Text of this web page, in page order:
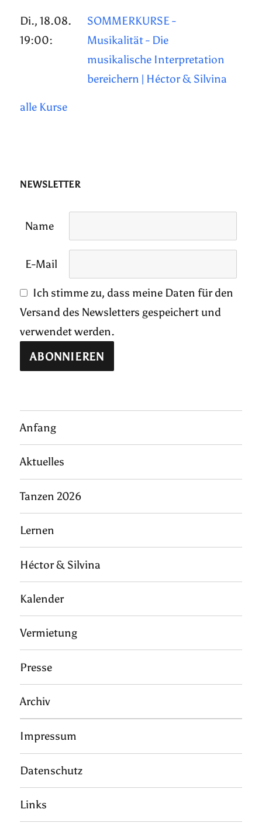
Di., 18.08.
19:00:
SOMMERKURSE -
Musikalität - Die
musikalische Interpretation
bereichern | Héctor & Silvina
alle Kurse
NEWSLETTER
Name
E-Mail
Ich stimme zu, dass meine Daten für den
Versand des Newsletters gespeichert und
verwendet werden.
Anfang
Aktuelles
Tanzen 2026
Lernen
Héctor & Silvina
Kalender
Vermietung
Presse
Archiv
Impressum
Datenschutz
Links